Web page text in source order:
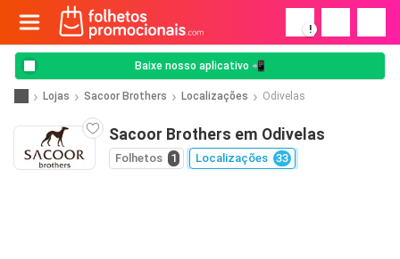
!
Baixe nosso aplicativo 📲
Lojas Sacoor Brothers Localizações Odivelas
Sacoor Brothers em Odivelas
Folhetos 1 Localizações 33